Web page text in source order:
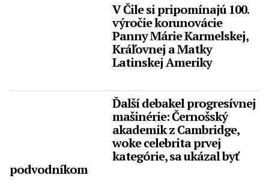
V Čile si pripomínajú 100.
výročie korunovácie
Panny Márie Karmelskej,
Kráľovnej a Matky
Latinskej Ameriky
Ďalší debakel progresívnej
mašinérie: Černošský
akademik z Cambridge,
woke celebrita prvej
kategórie, sa ukázal byť
podvodníkom